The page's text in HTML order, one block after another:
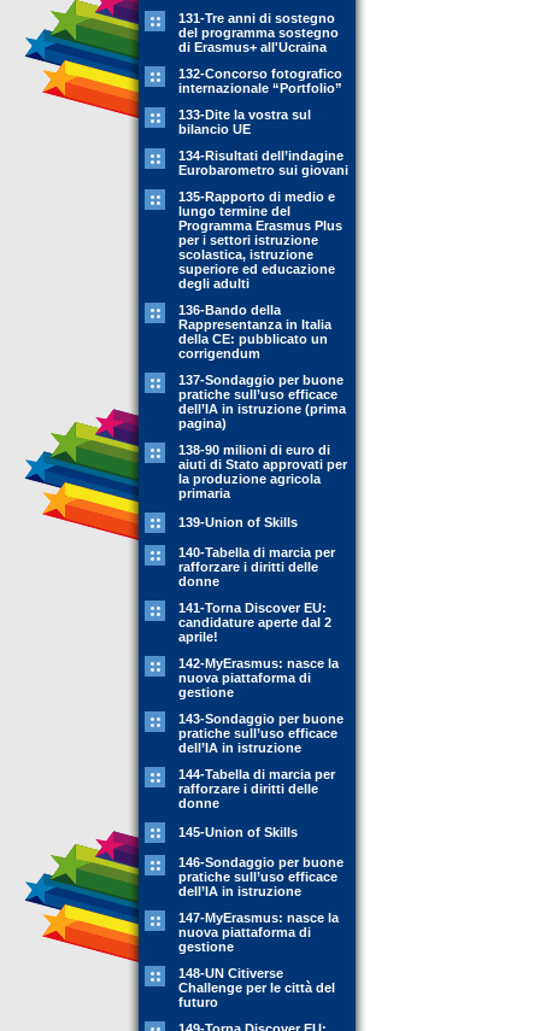
131-Tre anni di sostegno
del programma sostegno
di Erasmus+ all'Ucraina
132-Concorso fotografico
internazionale “Portfolio”
133-Dite la vostra sul
bilancio UE
134-Risultati dell’indagine
Eurobarometro sui giovani
135-Rapporto di medio e
lungo termine del
Programma Erasmus Plus
per i settori istruzione
scolastica, istruzione
superiore ed educazione
degli adulti
136-Bando della
Rappresentanza in Italia
della CE: pubblicato un
corrigendum
137-Sondaggio per buone
pratiche sull’uso efficace
dell’IA in istruzione (prima
pagina)
138-90 milioni di euro di
aiuti di Stato approvati per
la produzione agricola
primaria
139-Union of Skills
140-Tabella di marcia per
rafforzare i diritti delle
donne
141-Torna Discover EU:
candidature aperte dal 2
aprile!
142-MyErasmus: nasce la
nuova piattaforma di
gestione
143-Sondaggio per buone
pratiche sull’uso efficace
dell’IA in istruzione
144-Tabella di marcia per
rafforzare i diritti delle
donne
145-Union of Skills
146-Sondaggio per buone
pratiche sull’uso efficace
dell’IA in istruzione
147-MyErasmus: nasce la
nuova piattaforma di
gestione
148-UN Citiverse
Challenge per le città del
futuro